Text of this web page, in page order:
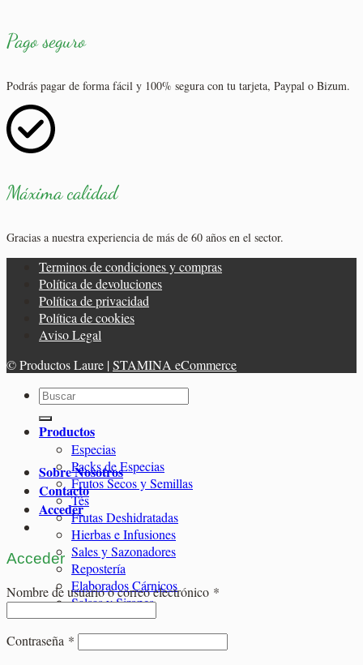
Pago seguro
Podrás pagar de forma fácil y 100% segura con tu tarjeta, Paypal o Bizum.
Máxima calidad
Gracias a nuestra experiencia de más de 60 años en el sector.
Terminos de condiciones y compras
Política de devoluciones
Política de privacidad
Política de cookies
Aviso Legal
© Productos Laure |STAMINA eCommerce
Buscar
por:
Productos
Especias
Packs de Especias
Frutos Secos y Semillas
Tés
Frutas Deshidratadas
Hierbas e Infusiones
Sales y Sazonadores
Repostería
Elaborados Cárnicos
Salsas y Siropes
Sobre Nosotros
Contacto
Acceder
Acceder
Nombre de usuario o correo electrónico *
Contraseña * Obligatorio